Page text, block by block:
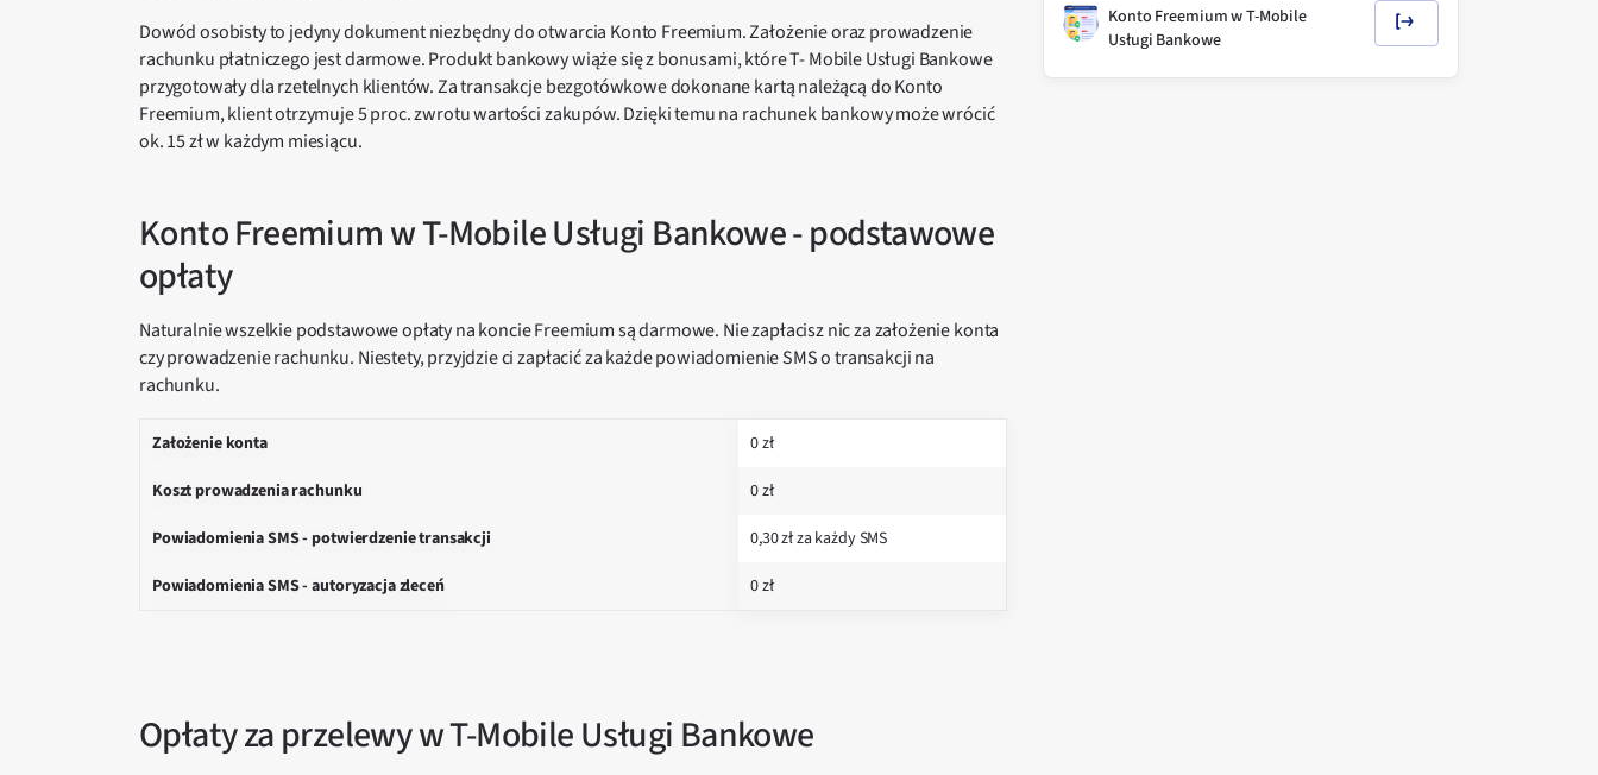
Dowód osobisty to jedyny dokument niezbędny do otwarcia Konto Freemium. Założenie oraz prowadzenie
rachunku płatniczego jest darmowe. Produkt bankowy wiąże się z bonusami, które T- Mobile Usługi Bankowe
przygotowały dla rzetelnych klientów. Za transakcje bezgotówkowe dokonane kartą należącą do Konto
Freemium, klient otrzymuje 5 proc. zwrotu wartości zakupów. Dzięki temu na rachunek bankowy może wrócić
ok. 15 zł w każdym miesiącu.
Konto Freemium w T-Mobile Usługi Bankowe - podstawowe
opłaty
Naturalnie wszelkie podstawowe opłaty na koncie Freemium są darmowe. Nie zapłacisz nic za założenie konta
czy prowadzenie rachunku. Niestety, przyjdzie ci zapłacić za każde powiadomienie SMS o transakcji na
rachunku.
Założenie konta
0 zł
Koszt prowadzenia rachunku
0 zł
Powiadomienia SMS - potwierdzenie transakcji
0,30 zł za każdy SMS
Powiadomienia SMS - autoryzacja zleceń
0 zł
Opłaty za przelewy w T-Mobile Usługi Bankowe
Konto Freemium w T-Mobile
Usługi Bankowe